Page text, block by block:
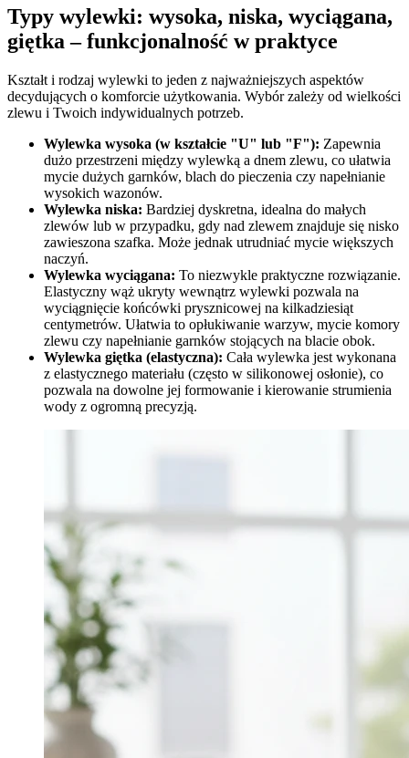
Typy wylewki: wysoka, niska, wyciągana,
giętka – funkcjonalność w praktyce
Kształt i rodzaj wylewki to jeden z najważniejszych aspektów
decydujących o komforcie użytkowania. Wybór zależy od wielkości
zlewu i Twoich indywidualnych potrzeb.
Wylewka wysoka (w kształcie "U" lub "F"): Zapewnia
dużo przestrzeni między wylewką a dnem zlewu, co ułatwia
mycie dużych garnków, blach do pieczenia czy napełnianie
wysokich wazonów.
Wylewka niska: Bardziej dyskretna, idealna do małych
zlewów lub w przypadku, gdy nad zlewem znajduje się nisko
zawieszona szafka. Może jednak utrudniać mycie większych
naczyń.
Wylewka wyciągana: To niezwykle praktyczne rozwiązanie.
Elastyczny wąż ukryty wewnątrz wylewki pozwala na
wyciągnięcie końcówki prysznicowej na kilkadziesiąt
centymetrów. Ułatwia to opłukiwanie warzyw, mycie komory
zlewu czy napełnianie garnków stojących na blacie obok.
Wylewka giętka (elastyczna): Cała wylewka jest wykonana
z elastycznego materiału (często w silikonowej osłonie), co
pozwala na dowolne jej formowanie i kierowanie strumienia
wody z ogromną precyzją.